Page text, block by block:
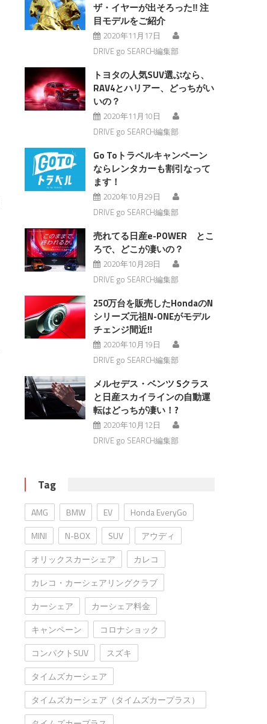
ザ・イヤーが出そろった‼︎ 注
目モデルをご紹介
2020年11月17日
DRIVE go SEARCH編集部
トヨタの人気SUV選ぶなら、
RAV4とハリアー、どっちがい
いの？
2020年11月10日
DRIVE go SEARCH編集部
Go Toトラベルキャンペーン
ならレンタカーも割引なって
ます！
2020年10月29日
DRIVE go SEARCH編集部
売れてる日産e-POWER とこ
ろで、どこが凄いの？
2020年10月28日
DRIVE go SEARCH編集部
250万台を販売したHondaのN
シリーズ元祖N-ONEがモデル
チェンジ間近!!
2020年10月19日
DRIVE go SEARCH編集部
メルセデス・ベンツ Sクラス
と日産スカイラインの自動運
転はどっちが凄い！?
2020年10月12日
DRIVE go SEARCH編集部
Tag
AMG BMW EV
Honda EveryGo
MINI
N-BOX SUV
アウディ
オリックスカーシェア
カレコ
カレコ・カーシェアリングクラブ
カーシェア
カーシェア料金
キャンペーン
コロナショック
コンパクトSUV
スズキ
タイムズカーシェア
タイムズカーシェア（タイムズカープラス）